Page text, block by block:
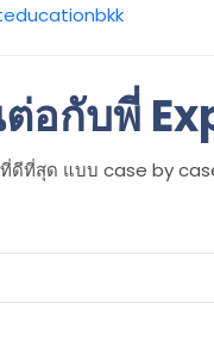
อกับพี่
ดีที่สุด แบบ case by